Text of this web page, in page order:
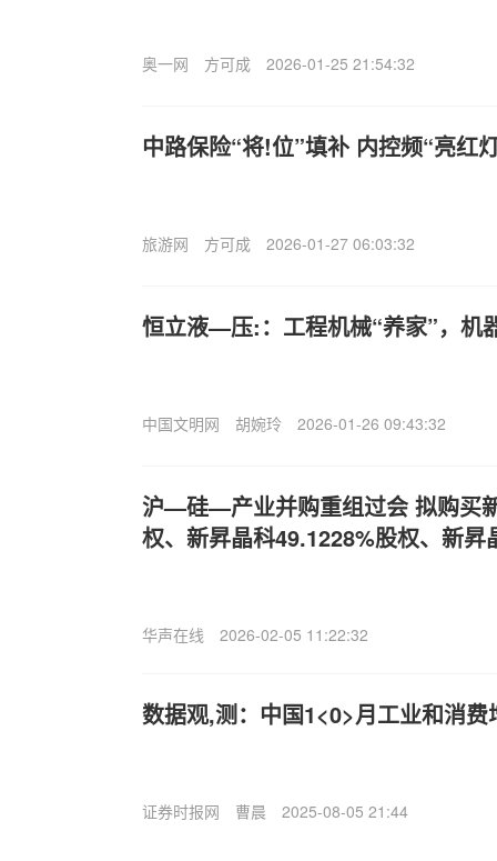
奥一网 方可成 2026-01-25 21:54:32
中路保险“将!位”填补 内控频“亮红
旅游网 方可成 2026-01-27 06:03:32
恒立液—压:：工程机械“养家”，机
中国文明网 胡婉玲 2026-01-26 09:43:32
沪—硅—产业并购重组过会 拟购买
权、新昇晶科49.1228%股权、新昇
华声在线 2026-02-05 11:22:32
数据观,测：中国1<0>月工业和消费
证券时报网 曹晨 2025-08-05 21:44